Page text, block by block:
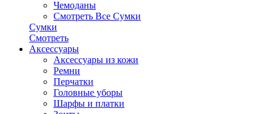
Чемоданы
Смотреть Все Сумки
Сумки
Смотреть
Аксессуары
Аксессуары из кожи
Ремни
Перчатки
Головные уборы
Шарфы и платки